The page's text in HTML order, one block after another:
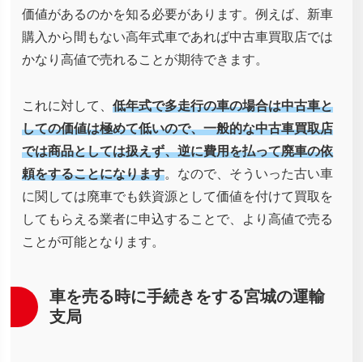
価値があるのかを知る必要があります。例えば、新車
購入から間もない高年式車であれば中古車買取店では
かなり高値で売れることが期待できます。
これに対して、 低年式で多走行の車の場合は中古車と
しての価値は極めて低いので、一般的な中古車買取店
では商品としては扱えず、逆に費用を払って廃車の依
頼をすることになります。なので、そういった古い車
に関しては廃車でも鉄資源として価値を付けて買取を
してもらえる業者に申込することで、より高値で売る
ことが可能となります。
車を売る時に手続きをする宮城の運輸
支局